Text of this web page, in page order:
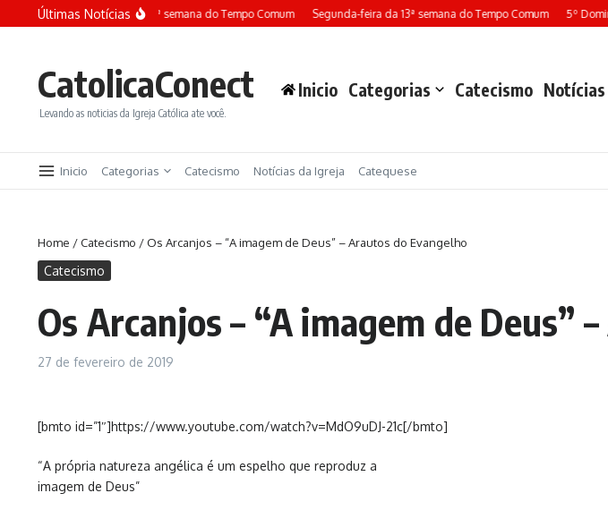
Ir para o conteúdo
Últimas Notícias
Terça-feira da 13ª semana do Tempo Comum Segunda-feira da 13ª semana do Tempo Comum 5º
CatolicaConect
Levando as noticias da Igreja Católica ate você.
Inicio Categorias Catecismo
Inicio Categorias Catecismo Notícias da Igreja Catequese
Home /Catecismo /Os Arcanjos – “A imagem de Deus” – Arautos do Evangelho
Catecismo
Os Arcanjos – “A imagem de Deus”
27 de fevereiro de 2019
[bmto id=”1″]https://www.youtube.com/watch?v=MdO9uDJ-21c[/bmto]
“A própria natureza angélica é um espelho que reproduz a
imagem de Deus”